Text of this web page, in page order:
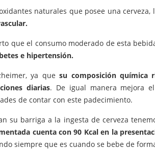
naturales que posee una cerveza,
que el consumo moderado de esta
e hipertensión.
ya quesu composición química
diarias. De igual manera mejora
de contar con este padecimiento.
su barriga a la ingesta de cerveza
cuenta con 90 Kcal en la
siempre que es cuando se bebe de